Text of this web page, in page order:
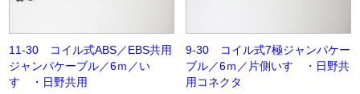
11-30 コイル式ABS／EBS共用
ジャンパケーブル／6ｍ／い
すゞ・日野共用
9-30 コイル式7極ジャンパケー
ブル／6ｍ／片側いすゞ・日野共
用コネクタ